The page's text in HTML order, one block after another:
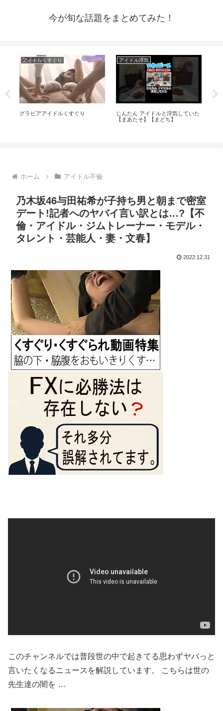
今が旬な話題をまとめてみた！
アイドルくすぐり
グラビアアイドルくすぐり
アイドル浮気
じんたん アイドルと浮気していた
【まあたそ】【まどち】
ホーム アイドル不倫
乃木坂46与田祐希が子持ち男と朝まで密室
デート!記者へのヤバイ言い訳とは…?【不
倫・アイドル・ジムトレーナー・モデル・
タレント・芸能人・妻・文春】
2022.12.31
このチャンネルでは普段世の中で起きてる思わずヤバっと
言いたくなるニュースを解説しています。 こちらは世の
先生達の闇を …